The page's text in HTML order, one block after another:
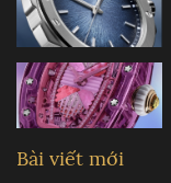
Bài viết mới